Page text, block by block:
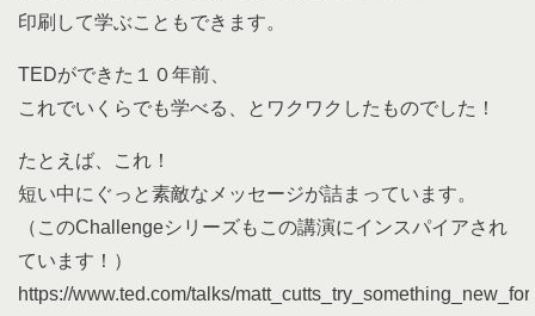
印刷して学ぶこともできます。
TEDができた１０年前、
これでいくらでも学べる、とワクワクしたものでした！
たとえば、これ！
短い中にぐっと素敵なメッセージが詰まっています。
（このChallengeシリーズもこの講演にインスパイアされ
ています！）
https://www.ted.com/talks/